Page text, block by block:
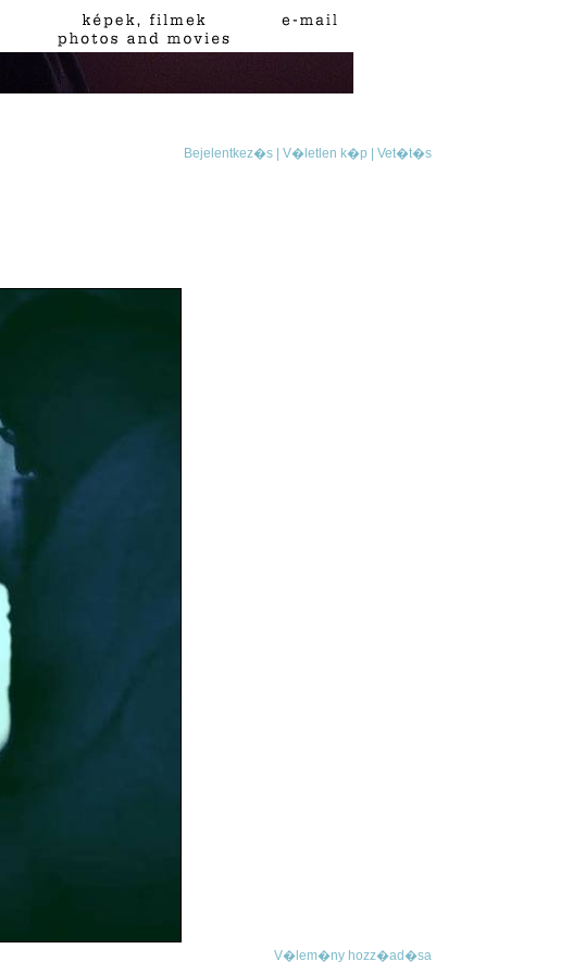
Bejelentkez�s | V�letlen k�p | Vet�t�s
V�lem�ny hozz�ad�sa